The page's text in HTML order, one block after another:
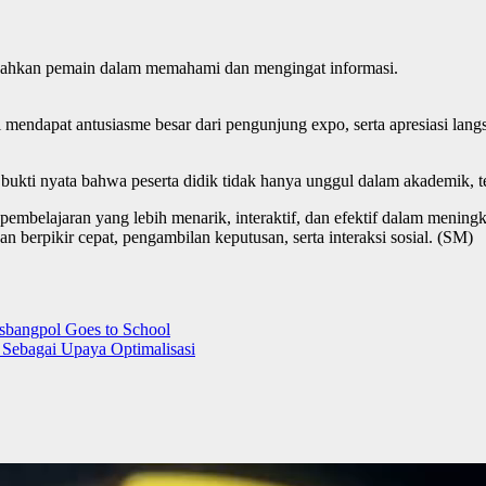
pemain dalam memahami dan mengingat informasi.
antusiasme besar dari pengunjung expo, serta apresiasi
nyata bahwa peserta didik tidak hanya unggul dalam akademik,
yang lebih menarik, interaktif, dan efektif dalam
berpikir cepat, pengambilan keputusan, serta interaksi sosial. (SM)
Goes to School
Upaya Optimalisasi